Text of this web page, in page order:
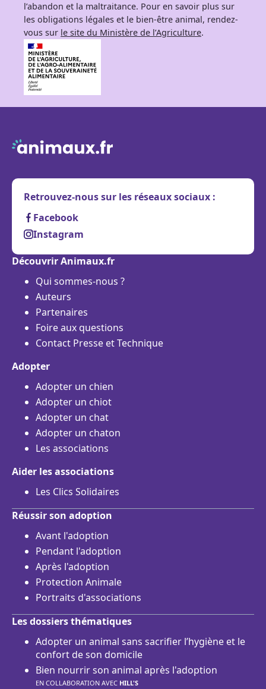
l’abandon et la maltraitance. Pour en savoir plus sur
les obligations légales et le bien-être animal, rendez-
vous sur le site du Ministère de l’Agriculture.
Retrouvez-nous sur les réseaux sociaux :
Facebook
Instagram
Découvrir Animaux.fr
Qui sommes-nous ?
Auteurs
Partenaires
Foire aux questions
Contact Presse et Technique
Adopter
Adopter un chien
Adopter un chiot
Adopter un chat
Adopter un chaton
Les associations
Aider les associations
Les Clics Solidaires
Réussir son adoption
Avant l'adoption
Pendant l'adoption
Après l'adoption
Protection Animale
Portraits d'associations
Les dossiers thématiques
Adopter un animal sans sacrifier l’hygiène et le
confort de son domicile
Bien nourrir son animal après l'adoption
EN COLLABORATION AVEC HILL'S